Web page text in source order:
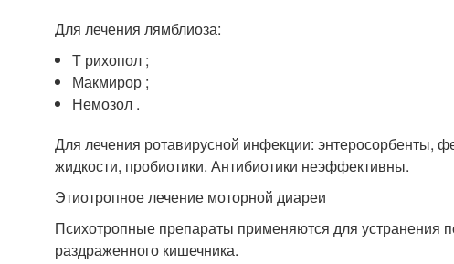
Для лечения лямблиоза:
Т рихопол ;
Макмирор ;
Немозол .
Для лечения ротавирусной инфекции: энтеросорбенты,
жидкости, пробиотики. Антибиотики неэффективны.
Этиотропное лечение моторной диареи
Психотропные препараты применяются для устранения
раздраженного кишечника.